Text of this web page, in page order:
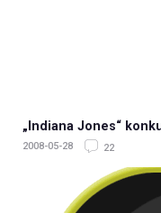
„Indiana Jones“
2008-05-28 22